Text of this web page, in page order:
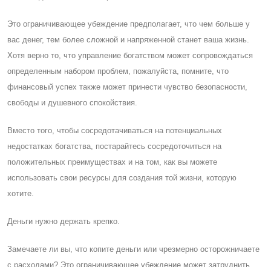
Это ограничивающее убеждение предполагает, что чем больше у
вас денег, тем более сложной и напряженной станет ваша жизнь.
Хотя верно то, что управление богатством может сопровождаться
определенным набором проблем, пожалуйста, помните, что
финансовый успех также может принести чувство безопасности,
свободы и душевного спокойствия.
Вместо того, чтобы сосредотачиваться на потенциальных
недостатках богатства, постарайтесь сосредоточиться на
положительных преимуществах и на том, как вы можете
использовать свои ресурсы для создания той жизни, которую
хотите.
Деньги нужно держать крепко.
Замечаете ли вы, что копите деньги или чрезмерно осторожничаете
с расходами? Это ограничивающее убеждение может затруднить